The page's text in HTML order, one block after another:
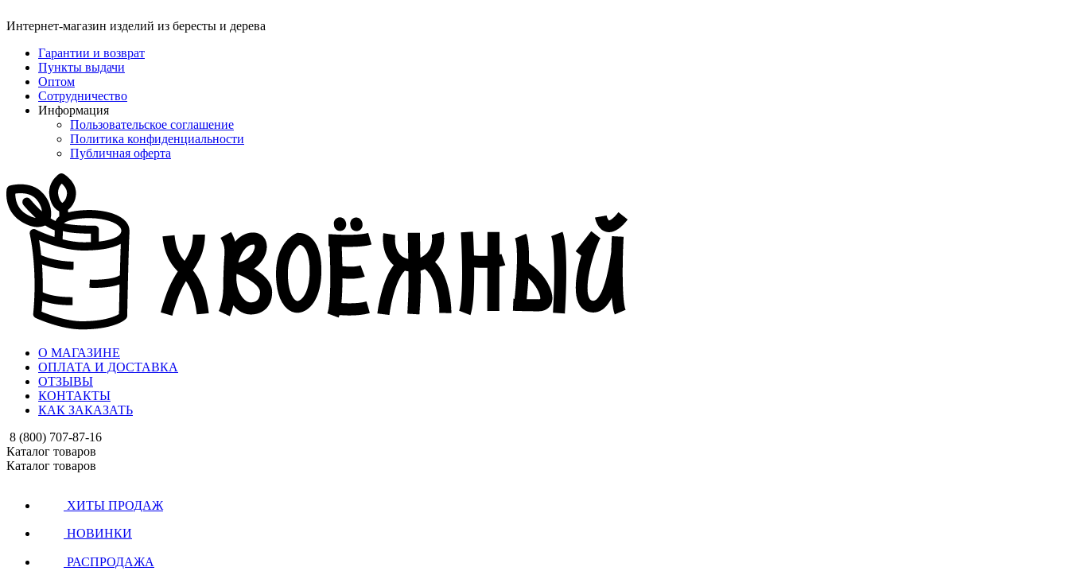
Интернет-магазин изделий из бересты и дерева
Гарантии и возврат
Пункты выдачи
Оптом
Сотрудничество
Информация
Пользовательское соглашение
Политика конфиденциальности
Публичная оферта
О МАГАЗИНЕ
ОПЛАТА И ДОСТАВКА
ОТЗЫВЫ
КОНТАКТЫ
КАК ЗАКАЗАТЬ
8 (800) 707-87-16
Каталог товаров
Каталог товаров
ХИТЫ ПРОДАЖ
НОВИНКИ
РАСПРОДАЖА